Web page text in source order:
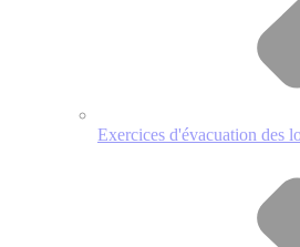
Exercices d'évacuation des